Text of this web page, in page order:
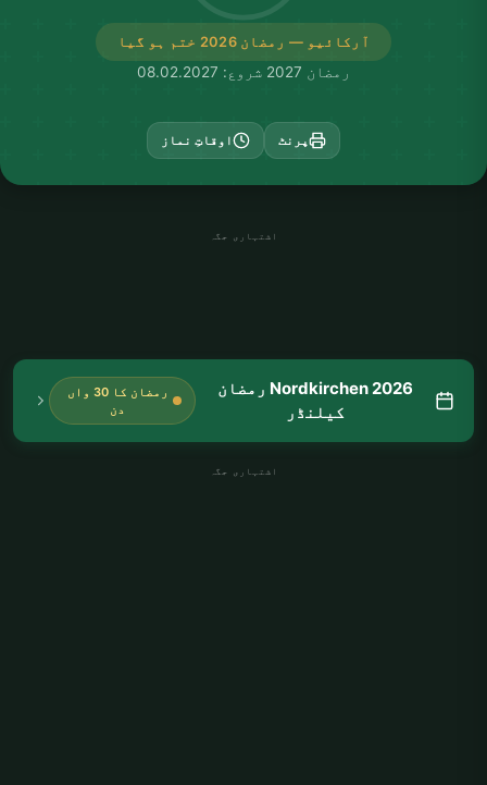
آرکائیو — رمضان 2026 ختم ہو گیا
رمضان 2027 شروع: 08.02.2027
پرنٹ اوقاتِ نماز
اشتہاری جگہ
Nordkirchen 2026 رمضان
کیلنڈر
رمضان کا 30 واں
دن
اشتہاری جگہ